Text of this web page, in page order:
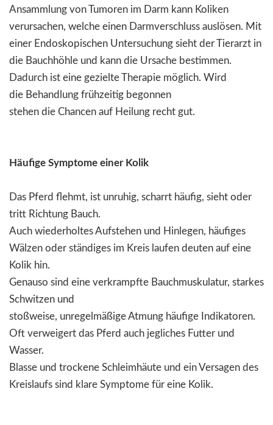
Ansammlung von Tumoren im Darm kann Koliken
verursachen, welche einen Darmverschluss auslösen. Mit
einer Endoskopischen Untersuchung sieht der Tierarzt in
die Bauchhöhle und kann die Ursache bestimmen.
Dadurch ist eine gezielte Therapie möglich. Wird
die Behandlung frühzeitig begonnen
stehen die Chancen auf Heilung recht gut.
Häufige Symptome einer Kolik
Das Pferd flehmt, ist unruhig, scharrt häufig, sieht oder
tritt Richtung Bauch.
Auch wiederholtes Aufstehen und Hinlegen, häufiges
Wälzen oder ständiges im Kreis laufen deuten auf eine
Kolik hin.
Genauso sind eine verkrampfte Bauchmuskulatur, starkes
Schwitzen und
stoßweise, unregelmäßige Atmung häufige Indikatoren.
Oft verweigert das Pferd auch jegliches Futter und
Wasser.
Blasse und trockene Schleimhäute und ein Versagen des
Kreislaufs sind klare Symptome für eine Kolik.